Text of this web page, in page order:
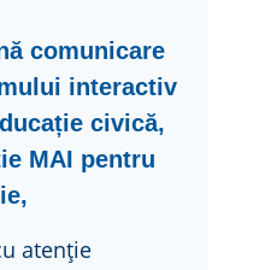
comunicare
interactiv
civică,
MAI pentru
atenție